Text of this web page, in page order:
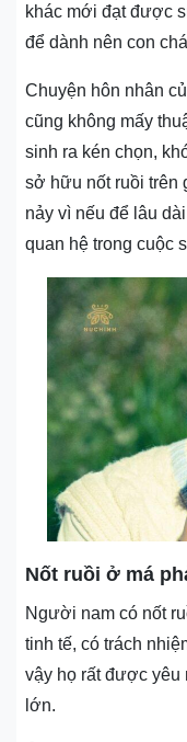
khác mới đạt được
để dành nên con
Chuyện hôn nhân
cũng không mấy
sinh ra kén chọn,
sở hữu nốt ruồi trên
nảy vì nếu để lâu
quan hệ trong cuộc
Nốt ruồi ở má
Người nam có nốt
tinh tế, có trách
vậy họ rất được yêu
lớn.